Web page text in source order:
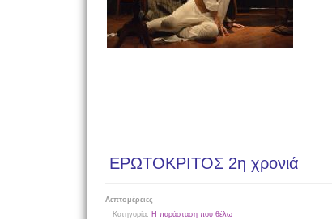
ΕΡΩΤΟΚΡΙΤΟΣ 2η χρονιά
Λεπτομέρειες
Κατηγορία: Η παράσταση που θέλω